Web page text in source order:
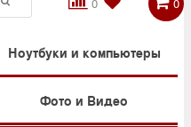
Ноутбуки и компьютеры
Фото и Видео